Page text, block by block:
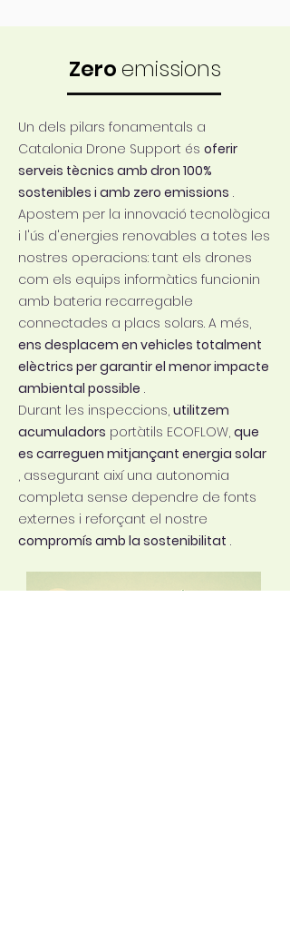
Zeroemissions
Un dels pilars fonamentals a
Catalonia Drone Support és oferir
serveis tècnics amb dron 100%
sostenibles i amb zero emissions .
Apostem per la innovació tecnològica
i l'ús d'energies renovables a totes les
nostres operacions: tant els drones
com els equips informàtics funcionin
amb bateria recarregable
connectades a placs solars. A més,
ens desplacem en vehicles totalment
elèctrics per garantir el menor impacte
ambiental possible .
Durant les inspeccions, utilitzem
acumuladors portàtils ECOFLOW, que
es carreguen mitjançant energia solar
, assegurant així una autonomia
completa sense dependre de fonts
externes i reforçant el nostre
compromís amb la sostenibilitat .